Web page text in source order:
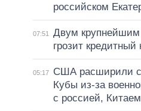
российском
07:51
Двум крупнейшим
грозит кредитный
05:17
США расширили
Кубы из-за
с россией,